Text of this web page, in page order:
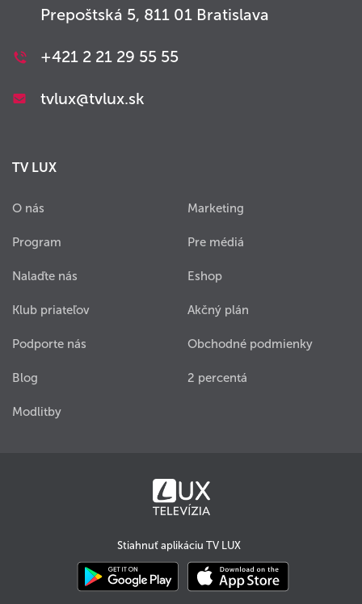
Prepoštská 5, 811 01 Bratislava
+421 2 21 29 55 55
tvlux@tvlux.sk
TV LUX
O nás
Program
Nalaďte nás
Klub priateľov
Podporte nás
Blog
Modlitby
Marketing
Pre médiá
Eshop
Akčný plán
Obchodné podmienky
2 percentá
Stiahnuť aplikáciu TV LUX